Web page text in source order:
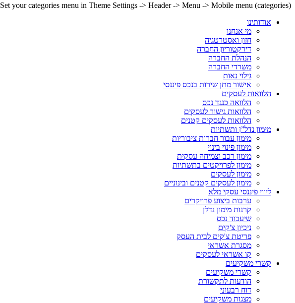
Set your categories menu in Theme Settings -> Header -> Menu -> Mobile menu (categories)
אודותינו
מי אנחנו
חזון ואסטרטגיה
דירקטוריון החברה
הנהלת החברה
משרדי החברה
גילוי נאות
אישור מתן שירות בנכס פיננסי
הלוואות לעסקים
הלוואה כנגד נכס
הלוואות גישור לעסקים
הלוואות לעסקים קטנים
מימון נדל”ן ותשתיות
מימון עבור חברות ציבוריות
מימון פינוי בינוי
מימון רכב וצמיחה עסקית
מימון לפרויקטים בתשתיות
מימון לעסקים
מימון לעסקים קטנים ובינוניים
ליווי פיננסי עסקי מלא
ערבות ביצוע פרויקרים
קרנות מימון נדלן
שיעבוד נכס
ניכיון צ'קים
פריטת צ'קים לבית העסק
מסגרת אשראי
קו אשראי לעסקים
קשרי משקיעים
קשרי משקיעים
הודעות לתקשורת
דוח רבעוני
מצגות משקיעים